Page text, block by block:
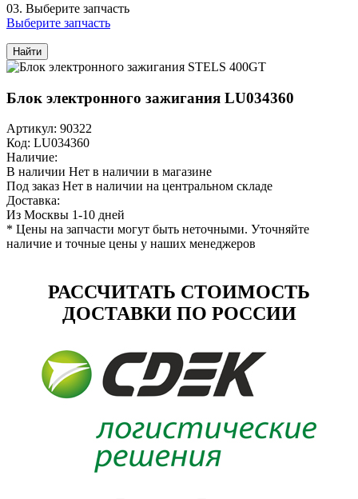
03. Выберите запчасть
Выберите запчасть
Найти
Блок электронного зажигания LU034360
Артикул: 90322
Код: LU034360
Наличие:
В наличии Нет в наличии в магазине
Под заказ Нет в наличии на центральном складе
Доставка:
Из Москвы 1-10 дней
* Цены на запчасти могут быть неточными. Уточняйте
наличие и точные цены у наших менеджеров
РАССЧИТАТЬ СТОИМОСТЬ
ДОСТАВКИ ПО РОССИИ